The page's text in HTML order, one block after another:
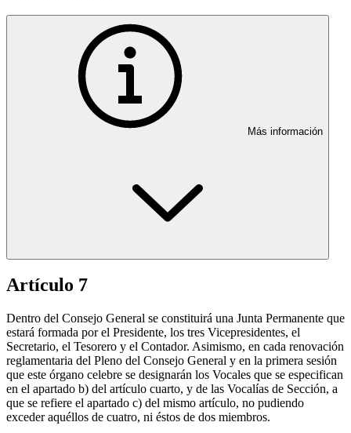
Más información
Artículo 7
Dentro del Consejo General se constituirá una Junta Permanente que
estará formada por el Presidente, los tres Vicepresidentes, el
Secretario, el Tesorero y el Contador. Asimismo, en cada renovación
reglamentaria del Pleno del Consejo General y en la primera sesión
que este órgano celebre se designarán los Vocales que se especifican
en el apartado b) del artículo cuarto, y de las Vocalías de Sección, a
que se refiere el apartado c) del mismo artículo, no pudiendo
exceder aquéllos de cuatro, ni éstos de dos miembros.